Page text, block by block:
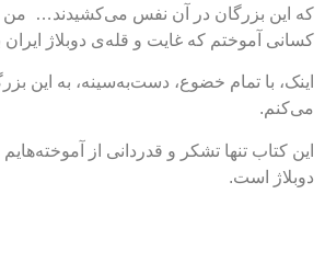
که این بزرگان در آن نفس می‌کشیدند… من
کسانی آموختم که غایت و قله‌ی دوبلاژ ایران
اینک، با تمام خضوع، دست‌به‌سینه، به این
می‌کنم.
این کتاب تنها تشکر و قدردانی از
دوبلاژ است.